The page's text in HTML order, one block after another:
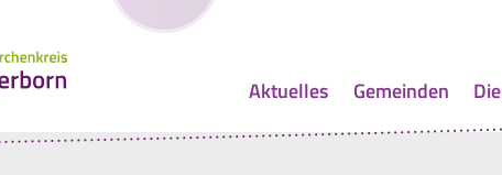
Aktuelles Gemeinden